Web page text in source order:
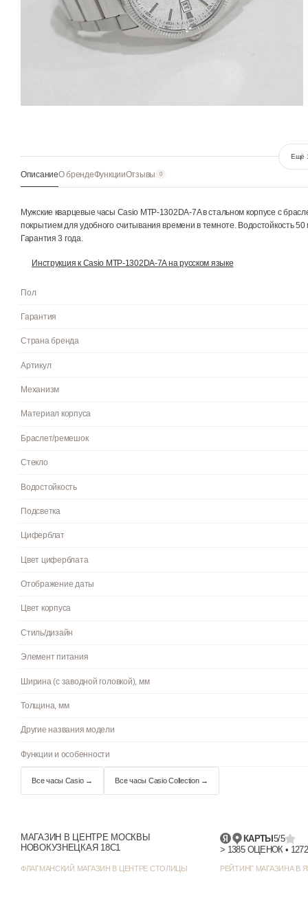
Описание
Гарантия 3 года.
Инструкция к Casio MTP-1302DA-7A на русском языке
Гарантия
Страна бренда
Артикул
Механизм
Стекло
Водостойкость
Подсветка
Цвет циферблата
Отображение даты
Стиль/дизайн
МАГАЗИН В ЦЕНТРЕ МОСКВЫ
НОВОКУЗНЕЦКАЯ 18С1
ФЛАГМАНСКИЙ МАГАЗИН В ЦЕНТРЕ СТОЛИЦЫ
КАРТЫ5/5
РЕЙТИНГ МАГАЗИНА В